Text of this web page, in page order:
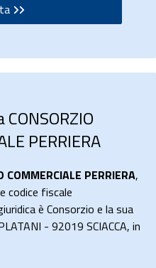
PERRIERA
COMMERCIALE PERRIERA,
codice fiscale
è Consorzio e la sua
- 92019 SCIACCA, in